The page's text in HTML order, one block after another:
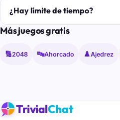
¿Hay límite de tiempo?
Más juegos gratis
🔢2048 🔤Ahorcado ♟️Ajedrez
TrivialChat